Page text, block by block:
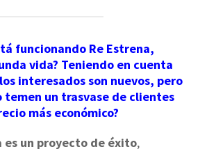
funcionando Re Estrena,
vida? Teniendo en cuenta
interesados son nuevos, pero
temen un trasvase de clientes
más económico?
es un proyecto de éxito,